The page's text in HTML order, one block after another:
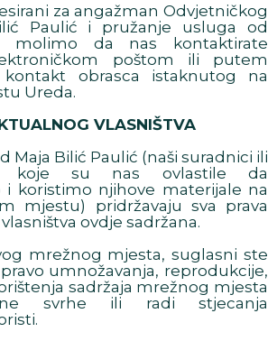
za angažman Odvjetničkog
Paulić i pružanje usluga od
molimo da nas kontaktirate
poštom ili putem
kontakt obrasca istaknutog na
Ureda.
VLASNIŠTVA
Maja Bilić Paulić (naši suradnici ili
koje su nas ovlastile da
i koristimo njihove materijale na
mjestu) pridržavaju sva prava
ovdje sadržana.
mrežnog mjesta, suglasni ste
umnožavanja, reprodukcije,
sadržaja mrežnog mjesta
svrhe ili radi stjecanja